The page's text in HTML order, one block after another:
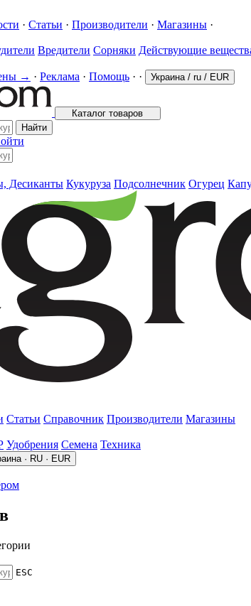
· Статьи · Производители · Магазины ·
Вредители Сорняки Действующие
→ · Реклама · Помощь · · Украина / ru / EUR
Каталог товаров
Найти
Десиканты Кукуруза Подсолнечник Огурец
Статьи Справочник Производители Магазины
Удобрения Семена Техника
· RU · EUR
ESC